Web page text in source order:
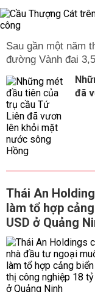
Sau gần một năm
đường Vành đai
đã
Thái An
làm tổ hợp
USD ở Quảng